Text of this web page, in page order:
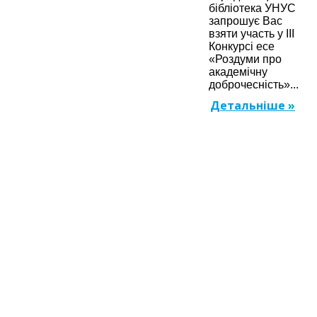
бібліотека УНУС
запрошує Вас
взяти участь у ІІІ
Конкурсі есе
«Роздуми про
академічну
доброчесність»...
Детальніше »